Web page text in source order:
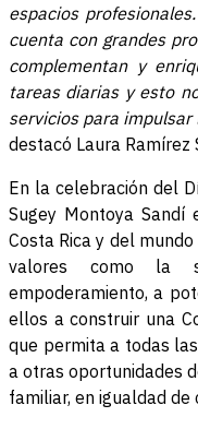
espacios
cuenta con grandes
complementan y
tareas diarias y esto
servicios para
destacó Laura Ramírez
En la celebración del
Sugey Montoya Sandí
Costa Rica y del
valores como la
empoderamiento, a
ellos a construir una
que permita a todas
a otras oportunidades
familiar, en igualdad de